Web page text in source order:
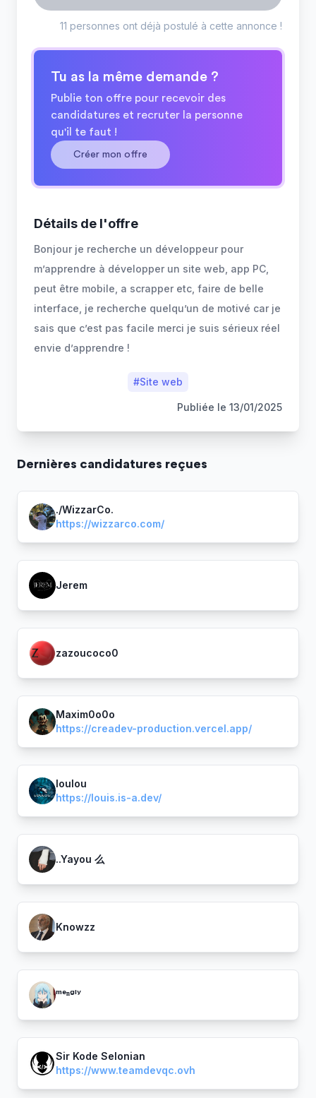
11 personnes ont déjà postulé à cette annonce !
Tu as la même demande ?
Publie ton offre pour recevoir des
candidatures et recruter la personne
qu'il te faut !
Créer mon offre
Détails de l'offre
Bonjour je recherche un développeur pour
m’apprendre à développer un site web, app PC,
peut être mobile, a scrapper etc, faire de belle
interface, je recherche quelqu’un de motivé car je
sais que c’est pas facile merci je suis sérieux réel
envie d’apprendre !
#Site web
Publiée le 13/01/2025
Dernières candidatures reçues
./WizzarCo.
https://wizzarco.com/
Jerem
zazoucoco0
Maxim0o0o
https://creadev-production.vercel.app/
loulou
https://louis.is-a.dev/
..Yayou 么
Knowzz
ᵐᵉⁿᵍˡʸ
Sir Kode Selonian
https://www.teamdevqc.ovh